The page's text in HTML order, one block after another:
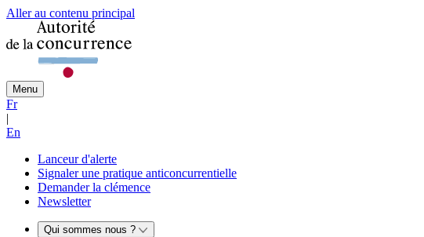
Aller au contenu principal
Menu
Fr
|
En
Lanceur d'alerte
Signaler une pratique anticoncurrentielle
Demander la clémence
Newsletter
Qui sommes nous ?